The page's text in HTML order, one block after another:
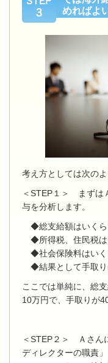
めればよ
考え方としては次のよ
＜STEP１＞
まずは
与を分析します。
◆総支給額はいくら
◆所得税、住民税は
◆社会保険料はいく
◆結果として手取り
ここでは単純に、総
10万円で、手取りが
＜STEP２＞ Ａさん
ディレクターの職責